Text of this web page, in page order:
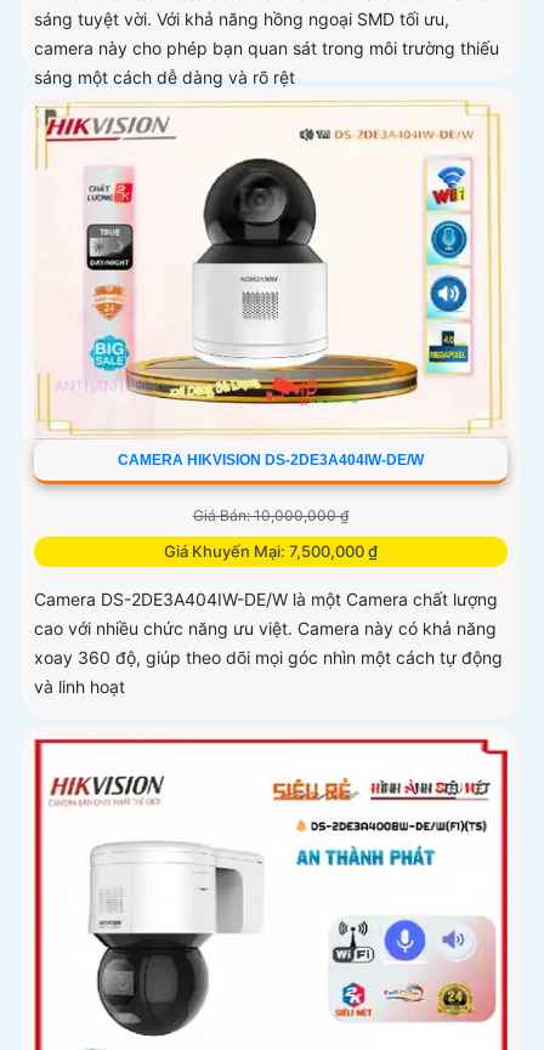
sáng tuyệt vời. Với khả năng hồng ngoại SMD tối ưu,
camera này cho phép bạn quan sát trong môi trường thiếu
sáng một cách dễ dàng và rõ rệt
CAMERA HIKVISION DS-2DE3A404IW-DE/W
Giá Bán: 10,000,000 ₫
Giá Khuyến Mại: 7,500,000 ₫
Camera DS-2DE3A404IW-DE/W là một Camera chất lượng
cao với nhiều chức năng ưu việt. Camera này có khả năng
xoay 360 độ, giúp theo dõi mọi góc nhìn một cách tự động
và linh hoạt